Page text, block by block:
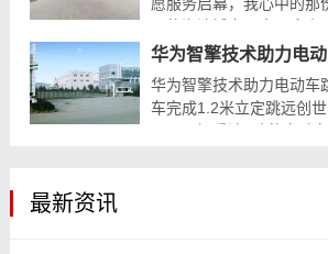
丽的海滨城市，今天迎
刻——中央社会工作部引
者，我感到无比自豪...
华为智擎技术助力电动车
车完成1.2米立定跳远创
下，一辆重达3吨的电动
最新资讯